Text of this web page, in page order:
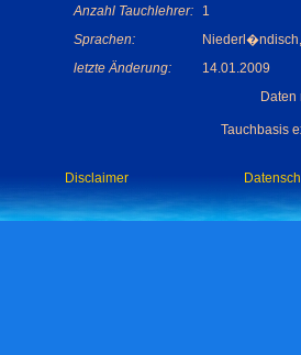
Anzahl Tauchlehrer:
1
Sprachen:
letzte Änderung:
14.01.2009
Tauchbasis
Disclaimer